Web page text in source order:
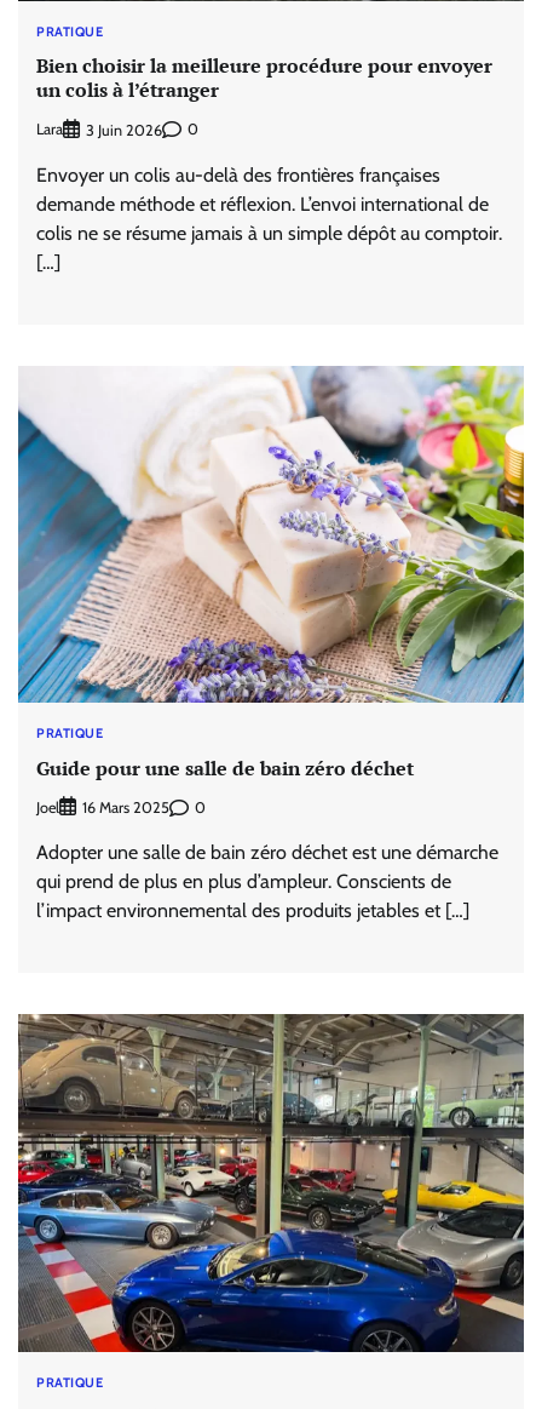
PRATIQUE
Bien choisir la meilleure procédure pour envoyer
un colis à l’étranger
Lara 3 Juin 2026 0
Envoyer un colis au-delà des frontières françaises
demande méthode et réflexion. L’envoi international de
colis ne se résume jamais à un simple dépôt au comptoir.
[…]
PRATIQUE
Guide pour une salle de bain zéro déchet
Joel 16 Mars 2025 0
Adopter une salle de bain zéro déchet est une démarche
qui prend de plus en plus d’ampleur. Conscients de
l’impact environnemental des produits jetables et […]
PRATIQUE